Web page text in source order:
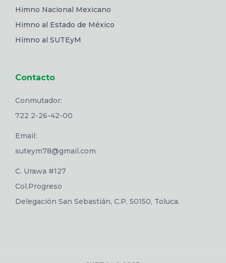
Himno Nacional Mexicano
Himno al Estado de México
Himno al SUTEyM
Contacto
Conmutador:
722 2-26-42-00
Email:
suteym78@gmail.com
C. Urawa #127
Col.Progreso
Delegación San Sebastián, C.P. 50150, Toluca.